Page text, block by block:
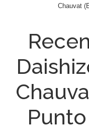
Chauvat